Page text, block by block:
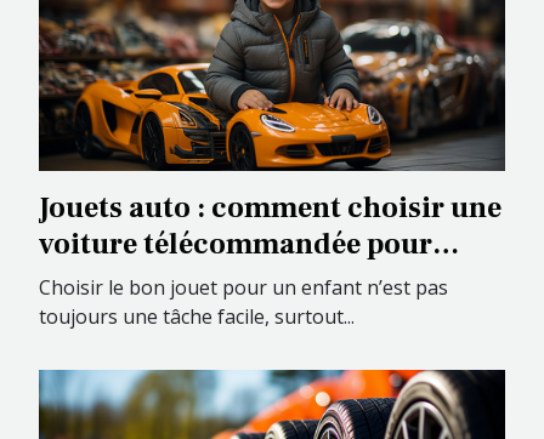
Jouets auto : comment choisir une
voiture télécommandée pour
votre enfant
Choisir le bon jouet pour un enfant n’est pas
toujours une tâche facile, surtout...